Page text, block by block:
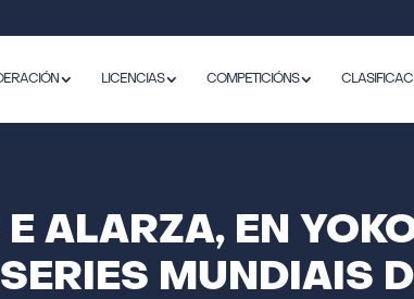
LICENCIAS COMPETICIÓNS
ALARZA, EN
MUNDIAIS